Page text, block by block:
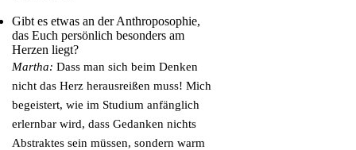
Gibt es etwas an der Anthroposophie,
das Euch persönlich besonders am
Herzen liegt?
Martha: Dass man sich beim Denken
nicht das Herz herausreißen muss! Mich
begeistert, wie im Studium anfänglich
erlernbar wird, dass Gedanken nichts
Abstraktes sein müssen, sondern warm